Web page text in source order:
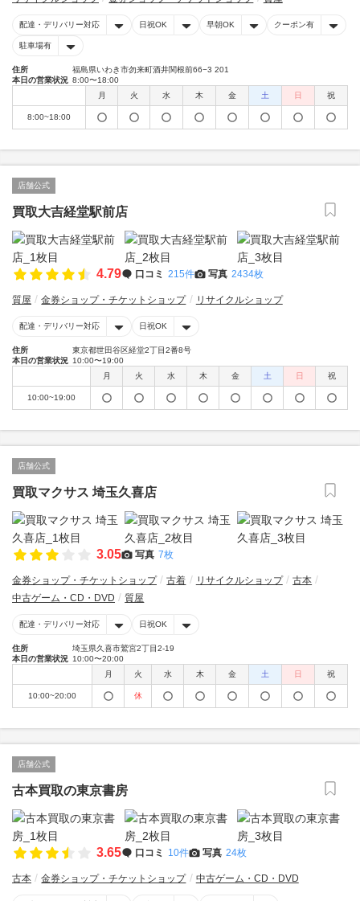
配達・デリバリー対応 日祝OK 早朝OK クーポン有
駐車場有
住所
福島県いわき市勿来町酒井関根前66−3 201
本日の営業状況 8:00〜18:00
月
火 水 木 金 土 日 祝
8:00~18:00
店舗公式
買取大吉経堂駅前店
4.79 口コミ 215件 写真 2434枚
質屋 金券ショップ・チケットショップ リサイクルショップ
配達・デリバリー対応 日祝OK
住所
東京都世田谷区経堂2丁目2番8号
本日の営業状況 10:00〜19:00
月
火 水 木 金 土 日 祝
10:00~19:00
店舗公式
買取マクサス 埼玉久喜店
3.05 写真 7枚
金券ショップ・チケットショップ 古着 リサイクルショップ
古本
中古ゲーム・CD・DVD
質屋
配達・デリバリー対応 日祝OK
住所
埼玉県久喜市鷲宮2丁目2-19
本日の営業状況 10:00〜20:00
月
火 水 木 金 土 日 祝
10:00~20:00 休
店舗公式
古本買取の東京書房
3.65 口コミ 10件 写真 24枚
古本 金券ショップ・チケットショップ 中古ゲーム・CD・DVD